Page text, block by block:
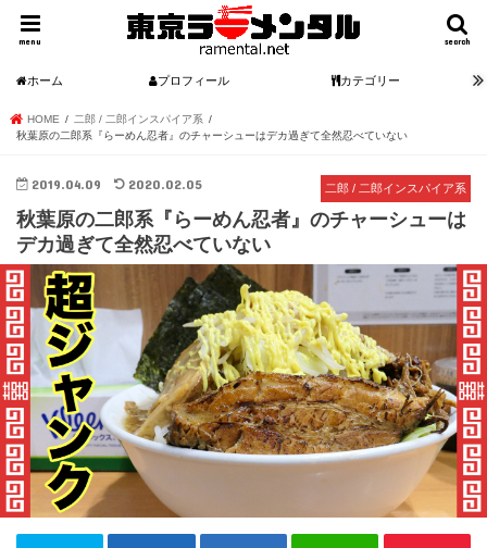
search
menu
ホーム プロフィール カテゴリー
HOME
二郎 / 二郎インスパイア系
秋葉原の二郎系『らーめん忍者』のチャーシューはデカ過ぎて全然忍べていない
二郎 / 二郎インスパイア系
2019.04.09 2020.02.05
秋葉原の二郎系『らーめん忍者』のチャーシューは
デカ過ぎて全然忍べていない